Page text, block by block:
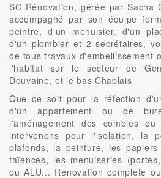
SC Rénovation, gérée par Sacha
accompagné par son équipe
peintre, d'un menuisier, d'un
d'un plombier et 2 secrétaires,
de tous travaux d'embellissement
l'habitat sur le secteur de
Douvaine, et le bas Chablais
Que ce soit pour la réfection
d'un appartement ou de
l'aménagement des combles
intervenons pour l'isolation, la
plafonds, la peinture, les
faïences, les menuiseries
ou ALU... Rénovation complète